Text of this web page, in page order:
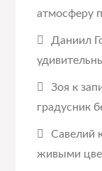
атмосферу
Даниил
Зоя к
градусник
Савелий
живыми